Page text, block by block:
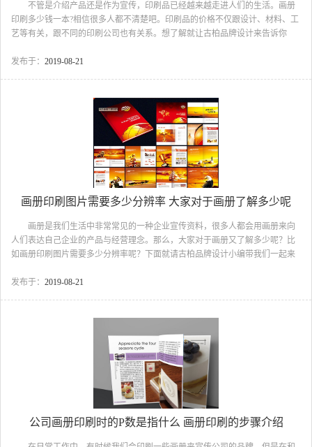
不管是介绍产品还是作为宣传，印刷品已经越来越走进人们的生活。画册
印刷多少钱一本?相信很多人都不清楚吧。印刷品的价格不仅跟设计、材料、工
艺等有关，跟不同的印刷公司也有关系。想了解就让古柏品牌设计来告诉你
字、设计、扫描、胶片、喷墨打样、接稿、校稿、运费，这个一般是根据当地
开、全张等各种规格。而国产机、进口机的成本大小也不同。再有就是单色
机、双色机、四色机等的区别，这些具体费用的计算也有很大...
发布于： 2019-08-21
画册印刷图片需要多少分辨率 大家对于画册了解多少呢
画册是我们生活中非常常见的一种企业宣传资料，很多人都会用画册来向
人们表达自己企业的产品与经营理念。那么，大家对于画册又了解多少呢？比
如画册印刷图片需要多少分辨率呢？下面就请古柏品牌设计小编带我们一起来
(Pictorial printing)就是以图片及少量文字展示为主的书刊印刷。画册基本上是铜
刷，从功能上分类主要有企业宣...
发布于： 2019-08-21
公司画册印刷时的P数是指什么 画册印刷的步骤介绍